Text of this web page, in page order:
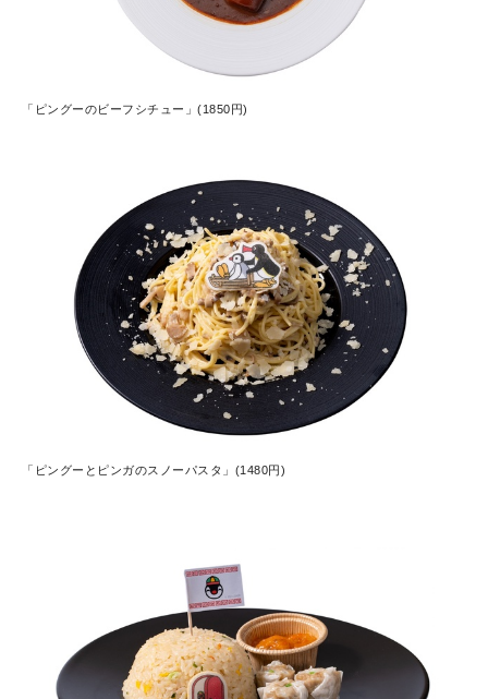
「ピングーのビーフシチュー」(1850円)
「ピングーとピンガのスノーパスタ」(1480円)